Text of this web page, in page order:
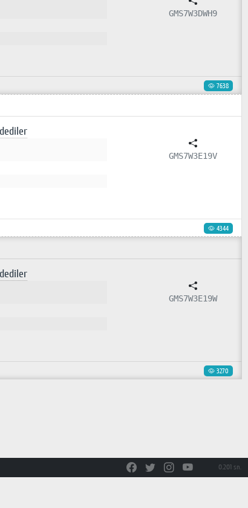
GMS7W3DWH9
7638
GMS7W3E19V
4344
GMS7W3E19W
3270
0.201 sn.